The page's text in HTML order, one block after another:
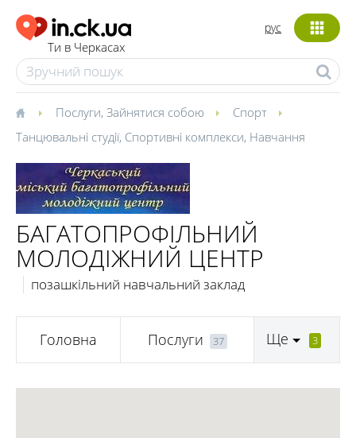
Ти в Черкасах
рус
Послуги, Зайнятися собою
Спорт
Танцювальні студії, Спортивні комплекси, Навчання
БАГАТОПРОФІЛЬНИЙ
МОЛОДІЖНИЙ ЦЕНТР
позашкільний навчальний заклад
Головна Послуги 37 Ще 3